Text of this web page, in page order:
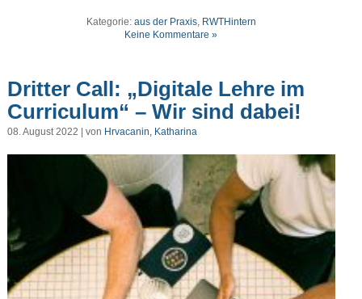
Kategorie: aus der Praxis, RWTHintern
Keine Kommentare »
Dritter Call: „Digitale Lehre im
Curriculum“ – Wir sind dabei!
08. August 2022 | von Hrvacanin, Katharina